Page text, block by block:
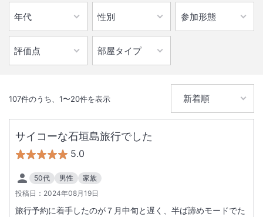
107件のうち、 1〜20件を表示
サイコーな石垣島旅行でした
5.0
50代 男性
家族
投稿日： 2024年08月19日
旅行予約に着手したのが７月中旬と遅く、半ば諦めモードでた